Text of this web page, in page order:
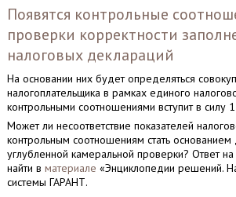
Появятся контрольные
проверки корректности
налоговых деклараций
На основании них будет определяться
налогоплательщика в рамках единого
контрольными соотношениями вступит в силу
Может ли несоответствие показателей
контрольным соотношениям стать
углубленной камеральной проверки? Ответ
найти в материале «Энциклопедии решений.
системы ГАРАНТ.